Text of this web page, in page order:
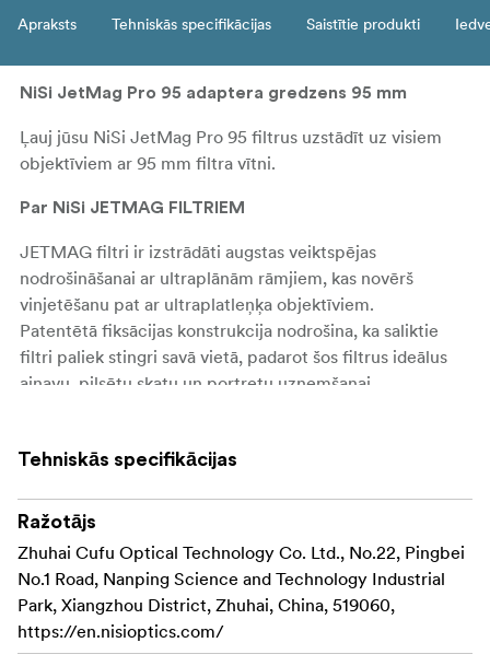
Apraksts Tehniskās specifikācijas Saistītie produkti
NiSi JetMag Pro 95 adaptera gredzens 95 mm
Ļauj jūsu NiSi JetMag Pro 95 filtrus uzstādīt uz visiem
objektīviem ar 95 mm filtra vītni.
Par NiSi JETMAG FILTRIEM
JETMAG filtri ir izstrādāti augstas veiktspējas
nodrošināšanai ar ultraplānām rāmjiem, kas novērš
vinjetēšanu pat ar ultraplatleņķa objektīviem.
Patentētā fiksācijas konstrukcija nodrošina, ka saliktie
filtri paliek stingri savā vietā, padarot šos filtrus ideālus
ainavu, pilsētu skatu un portretu uzņemšanai.
Ātra magnētiska piestiprināšana:
un noņemiet filtrus ar magnētisko konstrukciju,
ietaupot laiku straujas darbības fotografēšanas
situācijās.
Stabils fiksācijas mehānisms: Patentētā fiksācijas
konstrukcija nodrošina filtru drošību, pat saliekot
vairākus filtrus dinamiskās vidēs.
Tehniskās specifikācijas
Ražotājs
Zhuhai Cufu Optical Technology Co. Ltd., No.22, Pingbei
No.1 Road, Nanping Science and Technology Industrial
Park, Xiangzhou District, Zhuhai, China, 519060,
https://en.nisioptics.com/